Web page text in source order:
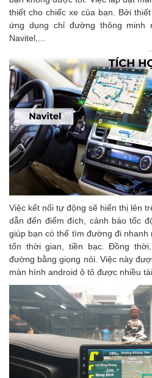
thiết cho chiếc xe của bạn. Bởi
ứng dụng chỉ đường thông minh
Navitel,...
Việc kết nối tự động sẽ hiển thị lên
dẫn đến điểm đích, cảnh báo tốc
giúp bạn có thể tìm đường đi nhanh
tốn thời gian, tiền bạc.Đồng
đường bằng giọng nói. Việc này
màn hình android ô tô được nhiều